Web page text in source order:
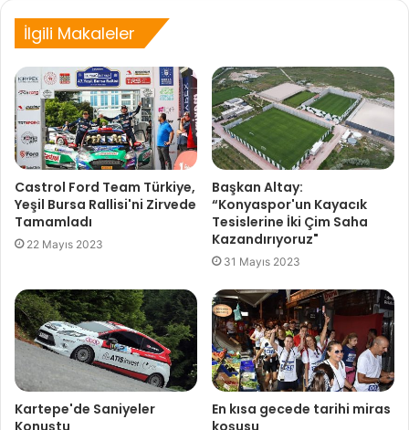
İlgili Makaleler
Castrol Ford Team Türkiye,
Yeşil Bursa Rallisi'ni Zirvede
Tamamladı
22 Mayıs 2023
Başkan Altay:
“Konyaspor'un Kayacık
Tesislerine İki Çim Saha
Kazandırıyoruz"
31 Mayıs 2023
Kartepe'de Saniyeler
En kısa gecede tarihi miras